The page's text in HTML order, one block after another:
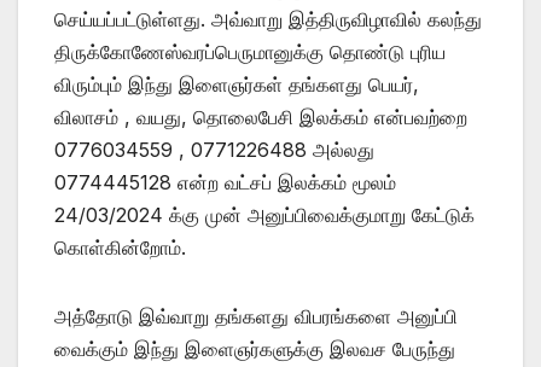
செய்யப்பட்டுள்ளது. அவ்வாறு இத்திருவிழாவில் கலந்து
திருக்கோணேஸ்வரப்பெருமானுக்கு தொண்டு புரிய
விரும்பும் இந்து இளைஞர்கள் தங்களது பெயர்,
விலாசம் , வயது, தொலைபேசி இலக்கம் என்பவற்றை
0776034559 , 0771226488 அல்லது
0774445128 என்ற வட்சப் இலக்கம் மூலம்
24/03/2024 க்கு முன் அனுப்பிவைக்குமாறு கேட்டுக்
கொள்கின்றோம்.
அத்தோடு இவ்வாறு தங்களது விபரங்களை அனுப்பி
வைக்கும் இந்து இளைஞர்களுக்கு இலவச பேருந்து